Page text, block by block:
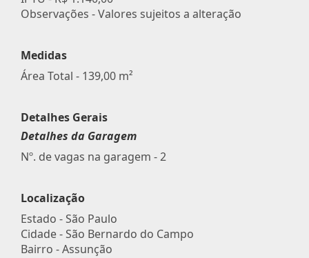
Observações - Valores sujeitos a alteração
Medidas
Área Total - 139,00 m²
Detalhes Gerais
Detalhes da Garagem
Nº. de vagas na garagem - 2
Localização
Estado -São Paulo
Cidade -São Bernardo do Campo
Bairro -Assunção